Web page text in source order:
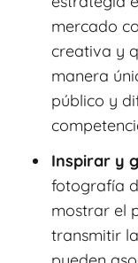
mercado
creativa y
manera
público y
Inspirar y
fotografía
mostrar el
transmitir